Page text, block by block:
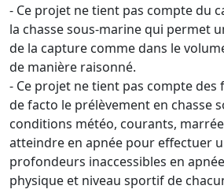
- Ce projet ne tient pas compte du
la chasse sous-marine qui permet
de la capture comme dans le
de manière raisonné.
- Ce projet ne tient pas compte
de facto le prélèvement en chasse
conditions météo, courants,
atteindre en apnée pour effectuer
profondeurs inaccessibles en
physique et niveau sportif de